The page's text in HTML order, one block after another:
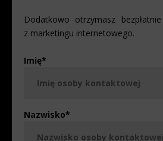
Dodatkowo otrzymasz
z marketingu internetowego.
Imię*
Nazwisko*